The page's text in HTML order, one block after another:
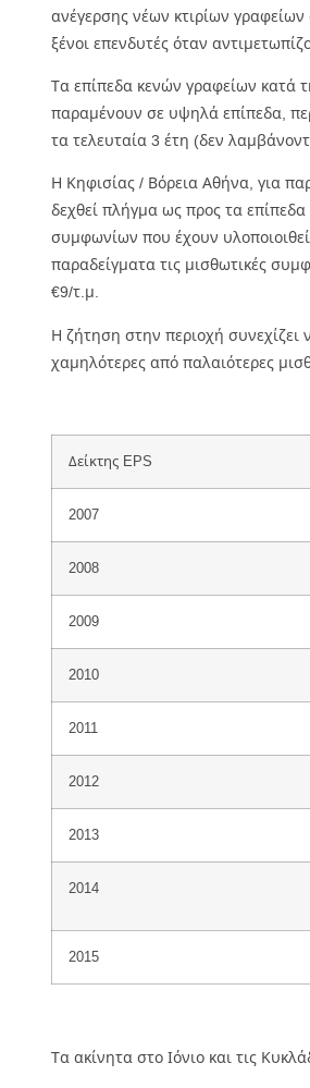
ανέγερσης νέων κτιρίων
ξένοι επενδυτές όταν
Τα επίπεδα κενών γραφείων κατά
παραμένουν σε υψηλά επίπεδα,
τα τελευταία 3 έτη (δεν
Η Κηφισίας / Βόρεια Αθήνα, για
δεχθεί πλήγμα ως προς τα
συμφωνίων που έχουν
παραδείγματα τις μισθωτικές
€9/τ.μ.
Η ζήτηση στην περιοχή συνεχίζει
χαμηλότερες από παλαιότερες
Δείκτης EPS
2007
2008
2009
2010
2011
2012
2013
2014
2015
Τα ακίνητα στο Ιόνιο και τις